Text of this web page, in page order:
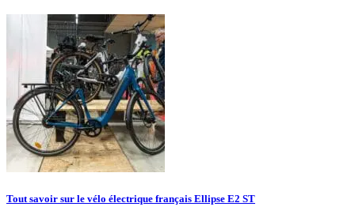
Tout savoir sur le vélo électrique français Ellipse E2 ST